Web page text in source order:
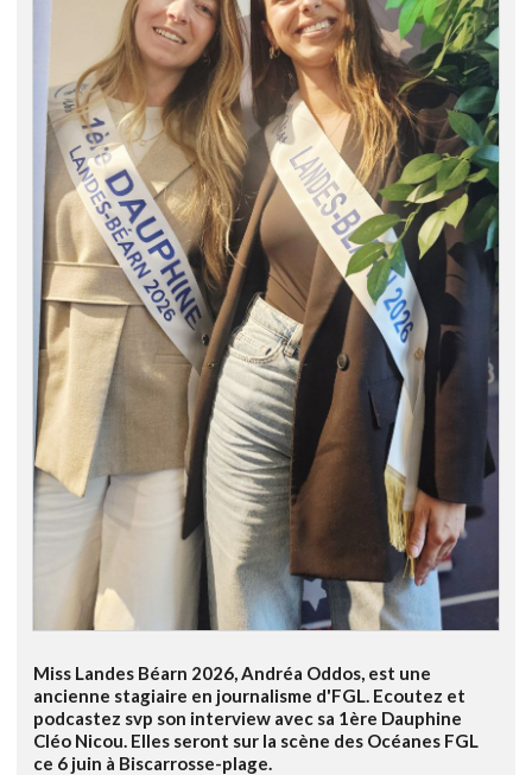
Miss Landes Béarn 2026, Andréa Oddos, est une
ancienne stagiaire en journalisme d'FGL. Ecoutez et
podcastez svp son interview avec sa 1ère Dauphine
Cléo Nicou. Elles seront sur la scène des Océanes FGL
ce 6 juin à Biscarrosse-plage.